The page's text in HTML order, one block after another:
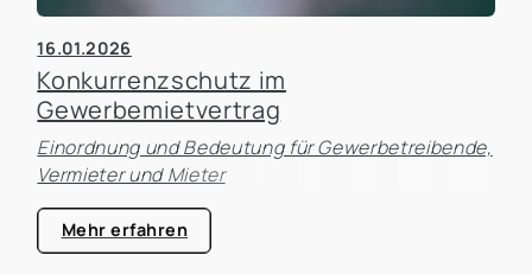
16.01.2026
Konkurrenzschutz im
Gewerbemietvertrag
Einordnung und Bedeutung für Gewerbetreibende,
Vermieter und Mieter
Mehr erfahren